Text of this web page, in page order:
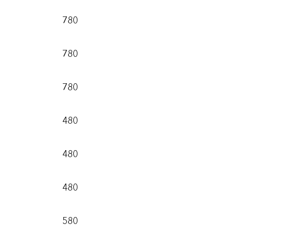
780
780
780
480
480
480
580